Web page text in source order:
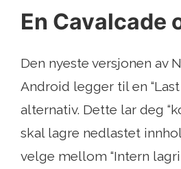
En Cavalcade
Den nyeste versjonen av
Android legger til en “Last
alternativ. Dette lar deg
skal lagre nedlastet
velge mellom “Intern